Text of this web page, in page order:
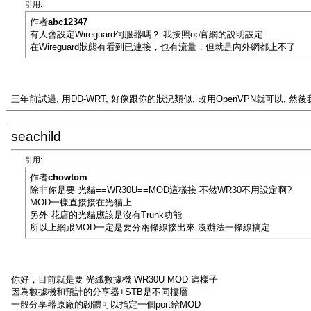
引用:
作者abc12347
有人會設定Wireguard伺服器嗎？ 我按照op官網的說明設定
在Wireguard狀態有看到已連接，也有流量，但就是內外網都上不了
三年前試過, 用DD-WRT, 好像跟你的狀況類似, 改用OpenVPN就可以, 然後
seachild
引用:
作者chowtom
除非你是要 光貓==WR30U==MOD這樣接 不然WR30不用設定啊?
MOD一樣直接接在光貓上
另外 花店的光貓應該是沒有Trunk功能
所以上網跟MOD一定是要分兩條線接出來 沒辦法一條線搞定
你好，目前就是要 光纖數據機-WR30U-MOD 這樣子
因為數據機和預計的分享器+STB是不同樓層
一般分享器原廠的韌體可以指定一個port給MOD